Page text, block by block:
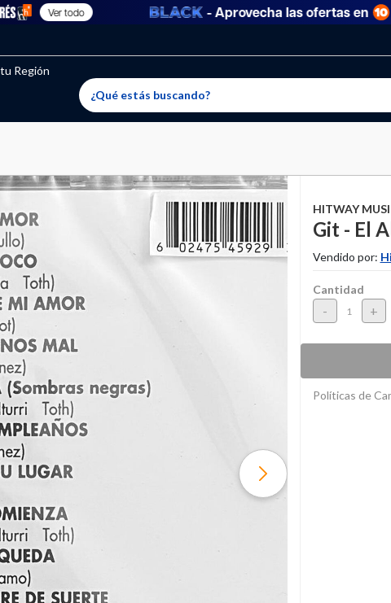
Ver todo - Aprovecha las ofertas en
Región
El producto ha sido eliminado correctamente
El producto ha sido agregado a tu lista de favoritos
permitidos, para agregar uno nuevo ingresa a “Mi
HITWAY
Git - El
Vendido por:
Cantidad
- +
Políticas de